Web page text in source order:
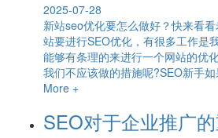
2025-07-28
新站seo优化要怎么做好？快来看
站要进行SEO优化，有很多工作是
能够有条理的来进行一个网站的优
我们不应该做的措施呢?SEO新手
More +
SEO对于企业推广